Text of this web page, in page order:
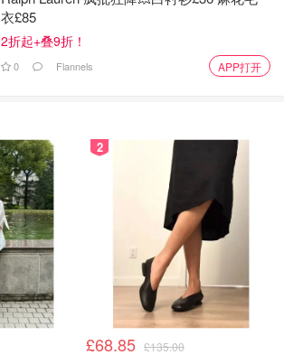
衣£85
2折起+叠9折！
0 Flannels APP打开
2
£68.85 £135.00